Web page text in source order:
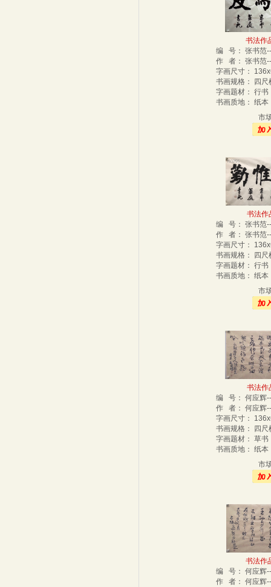
书法作
编 号： 张书范
作 者： 张书
字画尺寸：
书画规格： 四
字画题材： 行
书画质地： 纸
市
书法作
编 号： 张书范
作 者： 张书
字画尺寸：
书画规格： 四
字画题材： 行
书画质地： 纸
市
书法作
编 号： 何应辉
作 者： 何应
字画尺寸：
书画规格： 四
字画题材： 草
书画质地： 纸
市
书法作
编 号： 何应辉
作 者： 何应